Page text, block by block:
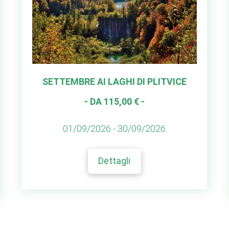
SETTEMBRE AI LAGHI DI PLITVICE
- DA 115,00 € -
01/09/2026 - 30/09/2026
Dettagli